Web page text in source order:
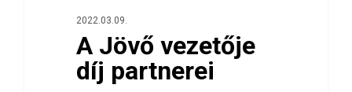
2022.03.09.
A Jövő vezetője
díj partnerei